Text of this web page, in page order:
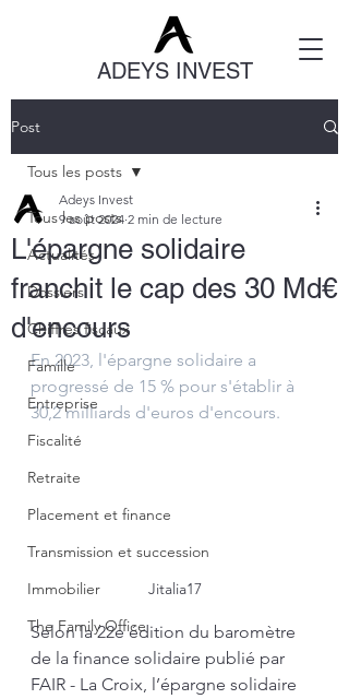
ADEYS INVEST
Post
Tous les posts
Actualités
Dossiers
Chiffres fiscaux
Famille
Entreprise
Fiscalité
Retraite
Placement et finance
Transmission et succession
Immobilier
The Family Office
Tous les posts
L'épargne solidaire
franchit le cap des 30 Md€
d'encours
Adeys Invest
9 août 2024 2 min de lecture
En 2023, l'épargne solidaire a
progressé de 15 % pour s'établir à
30,2 milliards d'euros d'encours.
Jitalia17
Selon la 22e édition du baromètre
de la finance solidaire publié par
FAIR - La Croix, l’épargne solidaire